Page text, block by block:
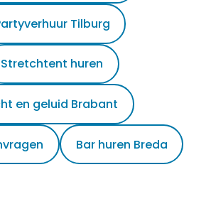
Tilburg
Stretchtent huren
en geluid Brabant
Bar huren Breda